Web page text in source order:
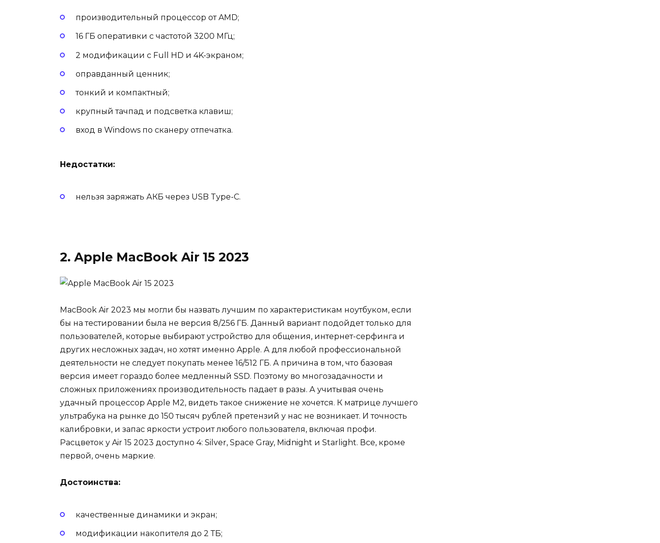
производительный процессор от AMD;
16 ГБ оперативки с частотой 3200 МГц;
2 модификации с Full HD и 4K-экраном;
оправданный ценник;
тонкий и компактный;
крупный тачпад и подсветка клавиш;
вход в Windows по сканеру отпечатка.
Недостатки:
нельзя заряжать АКБ через USB Type-C.
2. Apple MacBook Air 15 2023
MacBook Air 2023 мы могли бы назвать лучшим по характеристикам ноутбуком, если
бы на тестировании была не версия 8/256 ГБ. Данный вариант подойдет только для
пользователей, которые выбирают устройство для общения, интернет-серфинга и
других несложных задач, но хотят именно Apple. А для любой профессиональной
деятельности не следует покупать менее 16/512 ГБ. А причина в том, что базовая
версия имеет гораздо более медленный SSD. Поэтому во многозадачности и
сложных приложениях производительность падает в разы. А учитывая очень
удачный процессор Apple M2, видеть такое снижение не хочется. К матрице лучшего
ультрабука на рынке до 150 тысяч рублей претензий у нас не возникает. И точность
калибровки, и запас яркости устроит любого пользователя, включая профи.
Расцветок у Air 15 2023 доступно 4: Silver, Space Gray, Midnight и Starlight. Все, кроме
первой, очень маркие.
Достоинства:
качественные динамики и экран;
модификации накопителя до 2 ТБ;